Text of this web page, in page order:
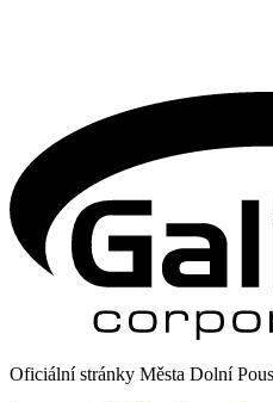
Oficiální stránky Města Dolní